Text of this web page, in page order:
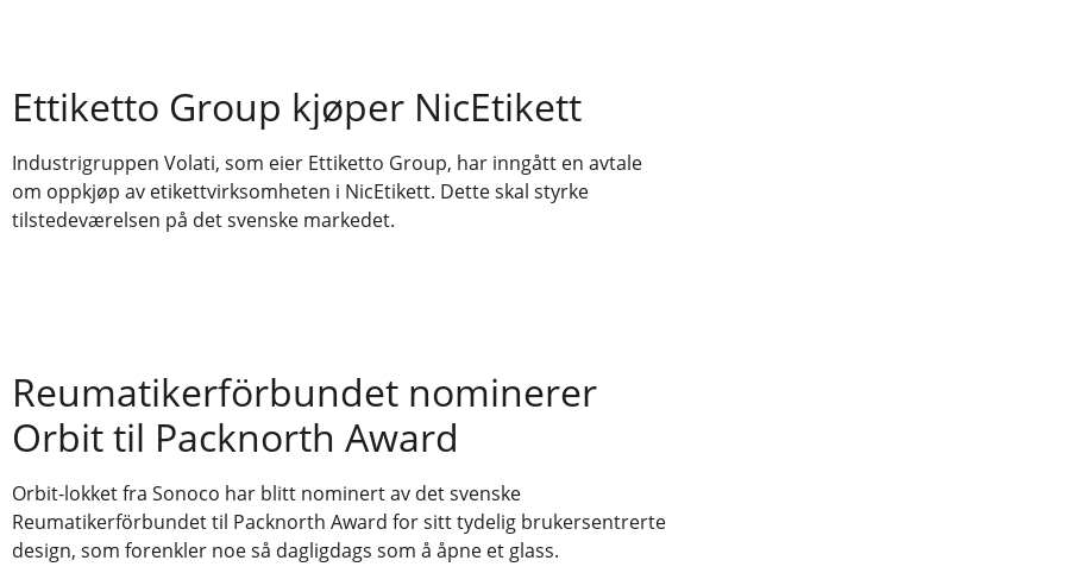
Ettiketto Group kjøper NicEtikett
Industrigruppen Volati, som eier Ettiketto Group, har inngått en avtale
om oppkjøp av etikettvirksomheten i NicEtikett. Dette skal styrke
tilstedeværelsen på det svenske markedet.
Reumatikerförbundet nominerer
Orbit til Packnorth Award
Orbit-lokket fra Sonoco har blitt nominert av det svenske
Reumatikerförbundet til Packnorth Award for sitt tydelig brukersentrerte
design, som forenkler noe så dagligdags som å åpne et glass.